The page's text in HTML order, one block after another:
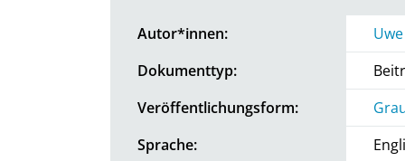
Autor*innen:
Dokumenttyp:
Veröffentlichungsform:
Sprache: